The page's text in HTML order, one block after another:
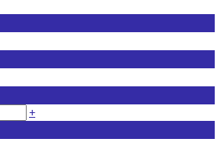
+